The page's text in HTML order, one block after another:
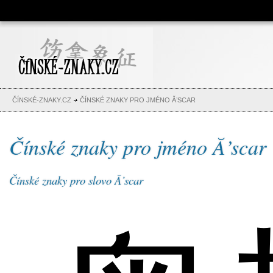
Čínské znaky, česko-čínský
slovník, abeceda, jména,
tetování
ČÍNSKÉ-ZNAKY.CZ ČÍNSKÉ ZNAKY PRO JMÉNO Ă’SCAR
Čínské znaky pro jméno Ă’scar
Čínské znaky pro slovo Ă’scar